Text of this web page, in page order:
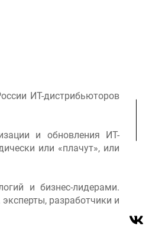
ИТ-дистрибьюторов
и обновления ИТ-
или «плачут», или
и бизнес-лидерами.
разработчики и